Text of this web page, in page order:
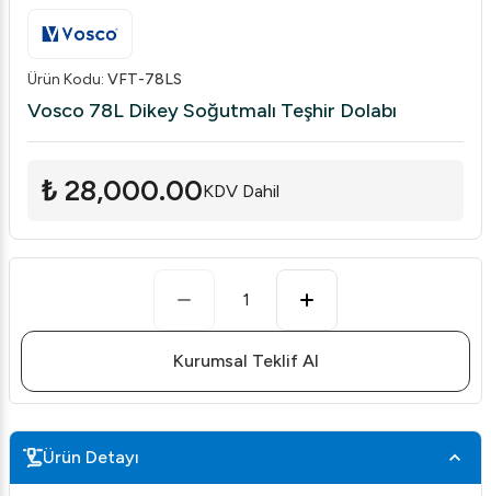
Ürün Kodu: VFT-78LS
Vosco 78L Dikey Soğutmalı Teşhir Dolabı
₺ 28,000.00KDV Dahil
1
Kurumsal Teklif Al
Ürün Detayı